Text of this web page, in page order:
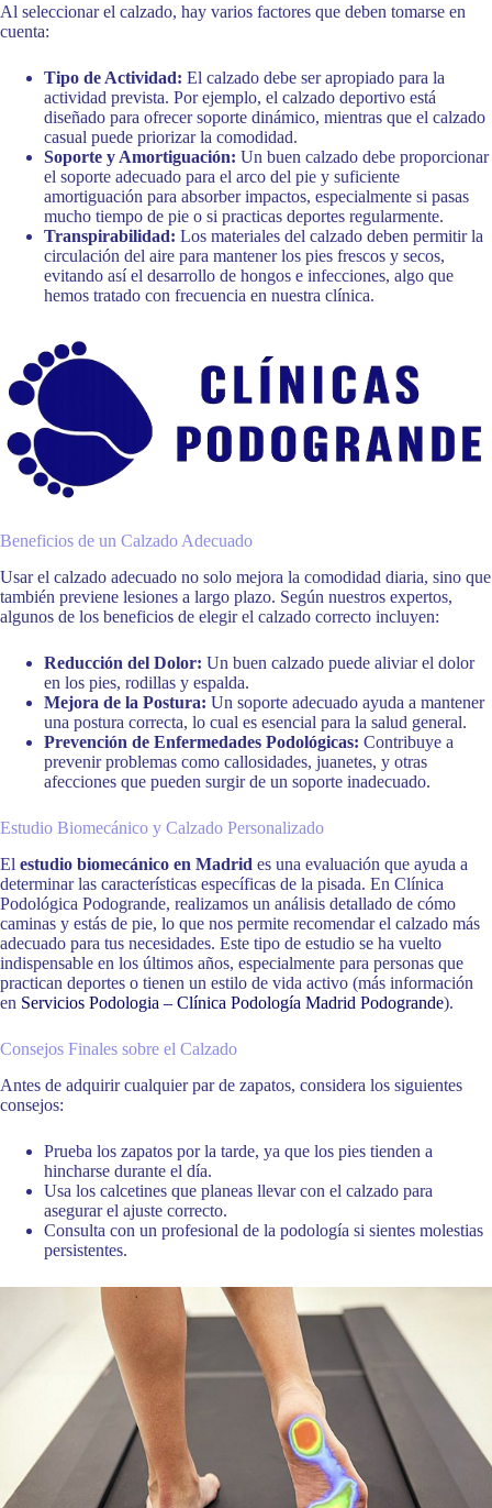
Al seleccionar el calzado, hay varios factores que deben tomarse en
cuenta:
Tipo de Actividad: El calzado debe ser apropiado para la
actividad prevista. Por ejemplo, el calzado deportivo está
diseñado para ofrecer soporte dinámico, mientras que el calzado
casual puede priorizar la comodidad.
Soporte y Amortiguación: Un buen calzado debe proporcionar
el soporte adecuado para el arco del pie y suficiente
amortiguación para absorber impactos, especialmente si pasas
mucho tiempo de pie o si practicas deportes regularmente.
Transpirabilidad: Los materiales del calzado deben permitir la
circulación del aire para mantener los pies frescos y secos,
evitando así el desarrollo de hongos e infecciones, algo que
hemos tratado con frecuencia en nuestra clínica.
Beneficios de un Calzado Adecuado
Usar el calzado adecuado no solo mejora la comodidad diaria, sino que
también previene lesiones a largo plazo. Según nuestros expertos,
algunos de los beneficios de elegir el calzado correcto incluyen:
Reducción del Dolor: Un buen calzado puede aliviar el dolor
en los pies, rodillas y espalda.
Mejora de la Postura: Un soporte adecuado ayuda a mantener
una postura correcta, lo cual es esencial para la salud general.
Prevención de Enfermedades Podológicas: Contribuye a
prevenir problemas como callosidades, juanetes, y otras
afecciones que pueden surgir de un soporte inadecuado.
Estudio Biomecánico y Calzado Personalizado
El estudio biomecánico en Madrid es una evaluación que ayuda a
determinar las características específicas de la pisada. En Clínica
Podológica Podogrande, realizamos un análisis detallado de cómo
caminas y estás de pie, lo que nos permite recomendar el calzado más
adecuado para tus necesidades. Este tipo de estudio se ha vuelto
indispensable en los últimos años, especialmente para personas que
practican deportes o tienen un estilo de vida activo (más información
en Servicios Podologia – Clínica Podología Madrid Podogrande).
Consejos Finales sobre el Calzado
Antes de adquirir cualquier par de zapatos, considera los siguientes
consejos:
Prueba los zapatos por la tarde, ya que los pies tienden a
hincharse durante el día.
Usa los calcetines que planeas llevar con el calzado para
asegurar el ajuste correcto.
Consulta con un profesional de la podología si sientes molestias
persistentes.